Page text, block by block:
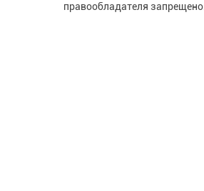
правообладателя запрещено.